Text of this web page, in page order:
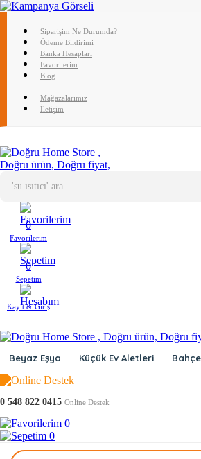
Siparişim Ne Durumda?
Ödeme Bildirimi
Banka Hesapları
Favorilerim
Blog
Mağazalarımız
İletişim
0
Favorilerim
0
Sepetim
Kayıt & Giriş
Beyaz Eşya Küçük Ev Aletleri
0 548 822 0415 Online Destek
0
0